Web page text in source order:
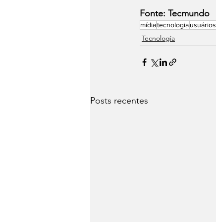
Fonte: Tecmundo
mídiatecnologiausuários
Tecnologia
Posts recentes